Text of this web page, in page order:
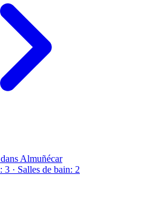
Almuñécar
3 · Salles de bain: 2